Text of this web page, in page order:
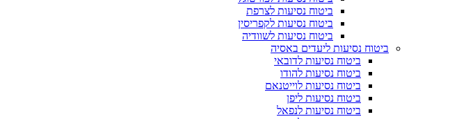
ביטוח נסיעות לצרפת
ביטוח נסיעות לקפריסין
ביטוח נסיעות לשוודיה
ביטוח נסיעות ליעדים באסיה
ביטוח נסיעות לדובאי
ביטוח נסיעות להודו
ביטוח נסיעות לוייטנאם
ביטוח נסיעות ליפן
ביטוח נסיעות לנפאל